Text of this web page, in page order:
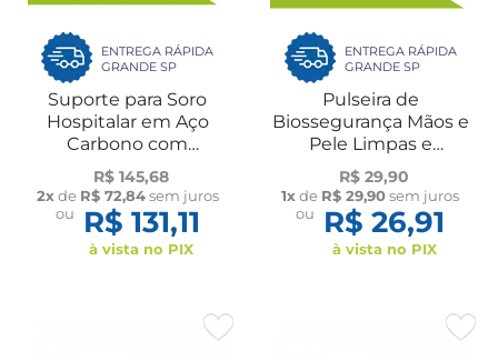
ENTREGA RÁPIDA
GRANDE SP
Suporte para Soro
Hospitalar em Aço
Carbono com
Regulagem de Altura
AquaSonus
R$ 145,68
2xde R$ 72,84sem juros
ou
R$ 131,11
à vista no PIX
ENTREGA RÁPIDA
GRANDE SP
Pulseira de
Biossegurança Mãos e
Pele Limpas e
Protegidas UN Ortho
Pauher
R$ 29,90
1xde R$ 29,90sem juros
ou
R$ 26,91
à vista no PIX